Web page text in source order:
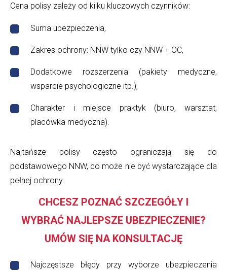
Cena polisy zależy od kilku kluczowych czynników:
Suma ubezpieczenia,
Zakres ochrony: NNW tylko czy NNW + OC,
Dodatkowe rozszerzenia (pakiety medyczne,
wsparcie psychologiczne itp.),
Charakter i miejsce praktyk (biuro, warsztat,
placówka medyczna).
Najtańsze polisy często ograniczają się do
podstawowego NNW, co może nie być wystarczające dla
pełnej ochrony.
CHCESZ POZNAĆ SZCZEGÓŁY I
WYBRAĆ NAJLEPSZE UBEZPIECZENIE?
UMÓW SIĘ NA KONSULTACJĘ
Najczęstsze błędy przy wyborze ubezpieczenia